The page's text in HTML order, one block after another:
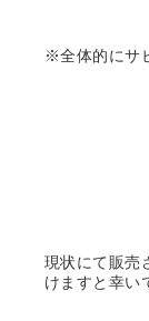
※全体的にサ
現状にて販売
けますと幸い